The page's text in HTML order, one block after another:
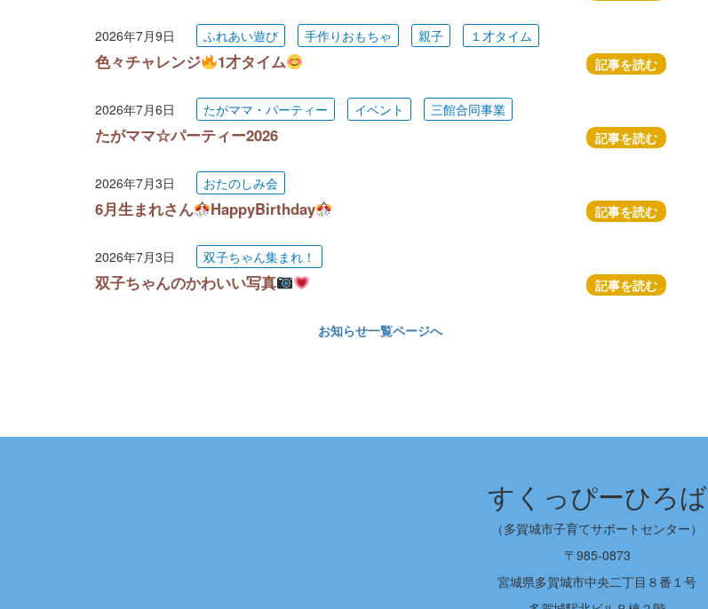
2026年7月9日 ふれあい遊び 手作りおもちゃ 親子 １才タイム
色々チャレンジ 1才タイム 記事を読む
2026年7月6日 たがママ・パーティー イベント 三館合同事業
たがママ☆パーティー2026 記事を読む
2026年7月3日 おたのしみ会
6月生まれさん HappyBirthday 記事を読む
2026年7月3日 双子ちゃん集まれ！
双子ちゃんのかわいい写真 記事を読む
お知らせ一覧ページへ
すくっぴーひろば
（多賀城市子育てサポートセンター）
〒985-0873
宮城県多賀城市中央二丁目８番１号